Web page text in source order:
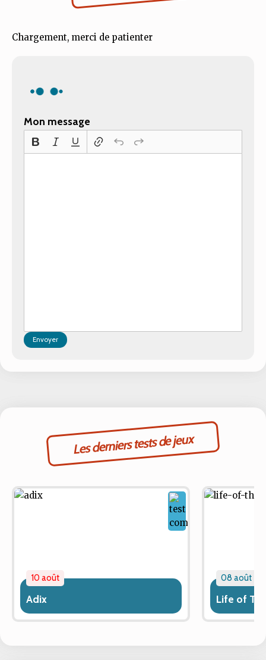
Chargement, merci de patienter
Mon message
Envoyer
Les derniers tests de jeux
10 août
Adix
08 août
Life of